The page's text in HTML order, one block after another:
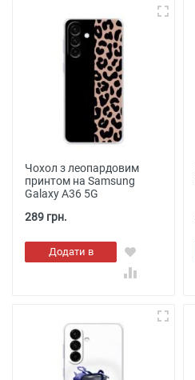
Чохол з леопардовим
принтом на Samsung
Galaxy A36 5G
289 грн.
Додати в
кошик